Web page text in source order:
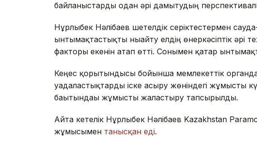
байланыстарды одан әрі дамытудың
Нұрлыбек Нәлібаев шетелдік серіктестермен
ынтымақтастықты нығайту елдің өнеркәсіптік
факторы екенін атап өтті. Сонымен қатар
Кеңес қорытындысы бойынша мемлекеттік
уағдаластықтарды іске асыру жөніндегі
бағытындағы жұмысты жалғастыру тапсырылды.
Айта кетелік Нұрлыбек Нәлібаев Kazakhstan
жұмысымен танысқан еді.